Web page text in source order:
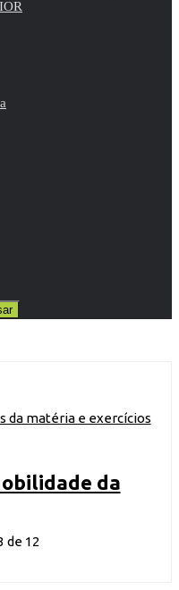
da matéria e exercícios
da
de 12